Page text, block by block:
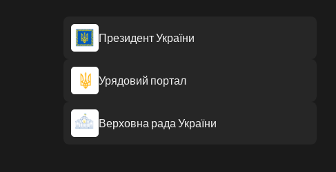
Президент України
Урядовий портал
Верховна рада України